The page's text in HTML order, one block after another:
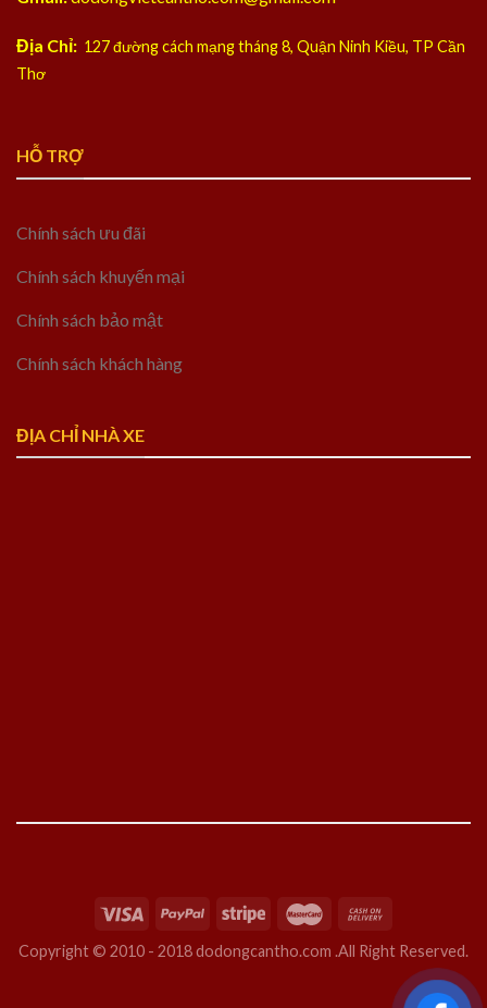
Địa Chỉ: 127 đường cách mạng tháng 8, Quận Ninh Kiều, TP Cần
Thơ
HỖ TRỢ
Chính sách ưu đãi
Chính sách khuyến mại
Chính sách bảo mật
Chính sách khách hàng
ĐỊA CHỈ NHÀ XE
Copyright © 2010 - 2018 dodongcantho.com .All Right Reserved.